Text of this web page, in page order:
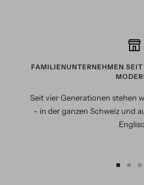
FAMILIENUNTERNEHMEN
Seit vier Generationen stehen
- in der ganzen Schweiz und